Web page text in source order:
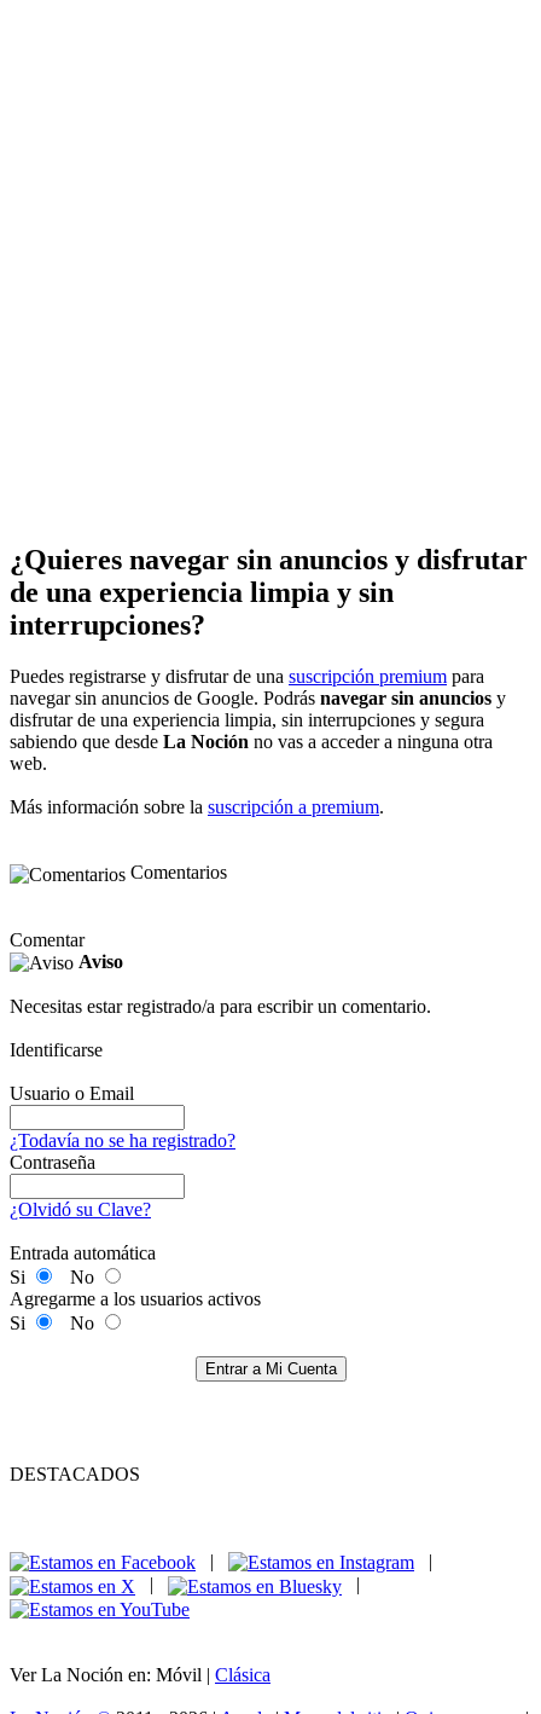
¿Quieres navegar sin anuncios y disfrutar
de una experiencia limpia y sin
interrupciones?
Puedes registrarse y disfrutar de una suscripción premium para
navegar sin anuncios de Google. Podrás navegar sin anuncios y
disfrutar de una experiencia limpia, sin interrupciones y segura
sabiendo que desde La Noción no vas a acceder a ninguna otra
web.
Más información sobre la suscripción a premium.
Comentarios
Comentar
Aviso
Necesitas estar registrado/a para escribir un comentario.
Identificarse
Usuario o Email
¿Todavía no se ha registrado?
Contraseña
¿Olvidó su Clave?
Entrada automática
Si
No
Agregarme a los usuarios activos
Si
No
Entrar a Mi Cuenta
DESTACADOS
|
|
|
|
Ver La Noción en: Móvil | Clásica